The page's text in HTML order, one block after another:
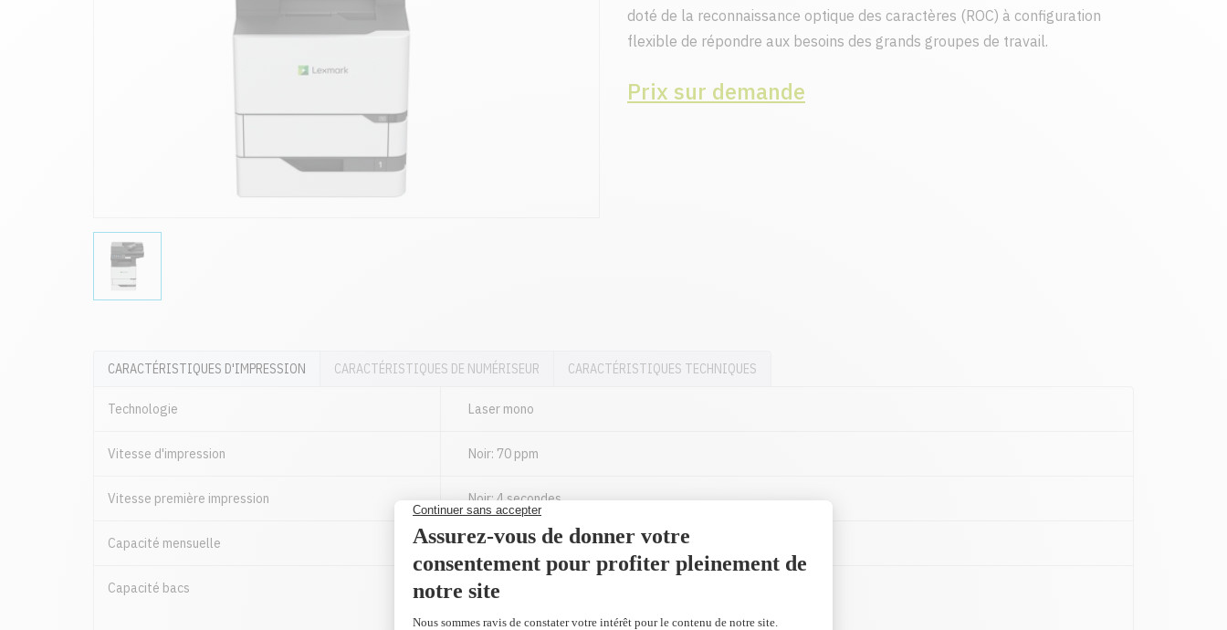
doté de la reconnaissance optique des caractères (ROC) à configuration
flexible de répondre aux besoins des grands groupes de travail.
Prix sur demande
CARACTÉRISTIQUES D'IMPRESSION CARACTÉRISTIQUES DE NUMÉRISEUR CARACTÉRISTIQUES TECHNIQUES
Technologie Laser mono
Vitesse d'impression Noir: 70 ppm
Vitesse première impression Noir: 4 secondes
Capacité mensuelle 60000 pages
Capacité bacs
Bac 1 : 550 feuilles